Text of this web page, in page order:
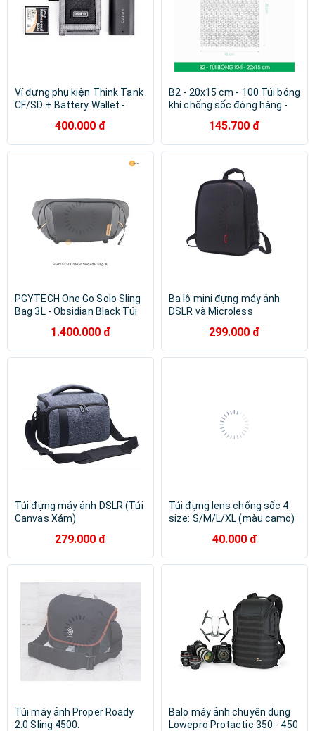
Ví đựng phụ kiện Think Tank
CF/SD + Battery Wallet -
400.000 đ
B2 - 20x15 cm - 100 Túi bóng
khí chống sốc đóng hàng -
xốp chống sốc145.700 đ
PGYTECH One Go Solo Sling
Bag 3L - Obsidian Black Túi
1.400.000 đ
Ba lô mini đựng máy ảnh
DSLR và Microless
299.000 đ
Túi đựng máy ảnh DSLR (Túi
Canvas Xám)
279.000 đ
Túi đựng lens chống sốc 4
size: S/M/L/XL (màu camo)
40.000 đ
Túi máy ảnh Proper Roady
2.0 Sling 4500.
Balo máy ảnh chuyên dụng
Lowepro Protactic 350 - 450